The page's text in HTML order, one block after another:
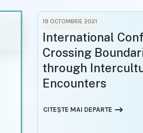
19 OCTOMBRIE 2021
International
Crossing
through
Encounters
CITEȘTE MAI DEPARTE